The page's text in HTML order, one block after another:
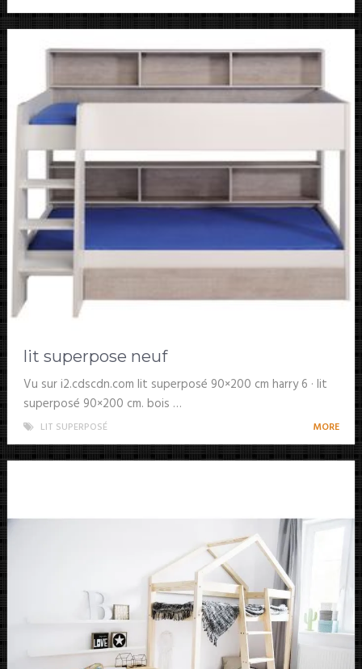
lit superpose neuf
Vu sur i2.cdscdn.com lit superposé 90×200 cm harry 6 · lit
superposé 90×200 cm. bois …
LIT SUPERPOSÉ MORE